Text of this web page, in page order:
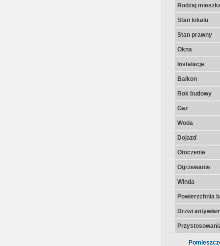
Rodzaj
Stan lokalu
Stan prawny
Okna
Instalacje
Balkon
Rok budowy
Gaz
Woda
Dojazd
Otoczenie
Ogrzewanie
Winda
Powierzchnia
Drzwi